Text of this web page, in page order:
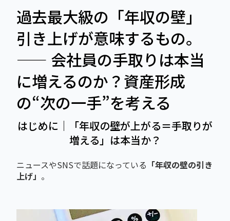
過去最大級の「年収の壁」
引き上げが意味するもの。
―― 会社員の手取りは本当
に増えるのか？資産形成
の“次の一手”を考える
はじめに｜「年収の壁が上がる＝手取りが
増える」は本当か？
ニュースやSNSで話題になっている 「年収の壁の引き
上げ」 。